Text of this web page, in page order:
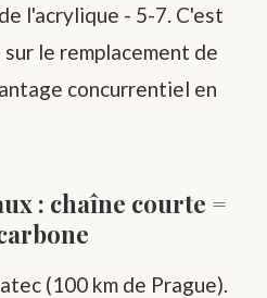
l'acrylique - 5-7. C'est
le remplacement de
concurrentiel en
: chaîne courte =
(100 km de Prague).